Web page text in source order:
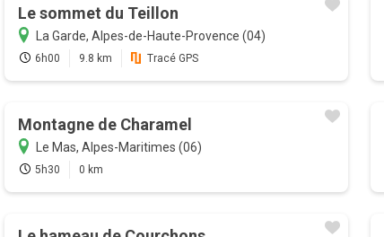
Le sommet du Teillon
La Garde, Alpes-de-Haute-Provence (04)
6h00 9.8 km Tracé GPS
Montagne de Charamel
Le Mas, Alpes-Maritimes (06)
5h30 0 km